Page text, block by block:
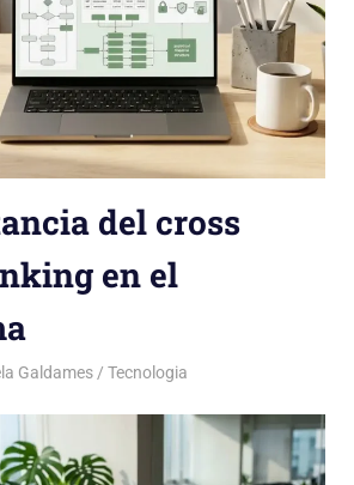
del cross
en el
Galdames Tecnologia